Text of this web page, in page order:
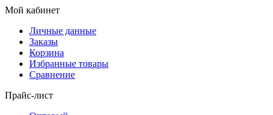
Мой кабинет
Личные данные
Заказы
Корзина
Избранные товары
Сравнение
Прайс-лист